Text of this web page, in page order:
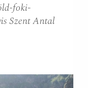
foki-
Szent Antal